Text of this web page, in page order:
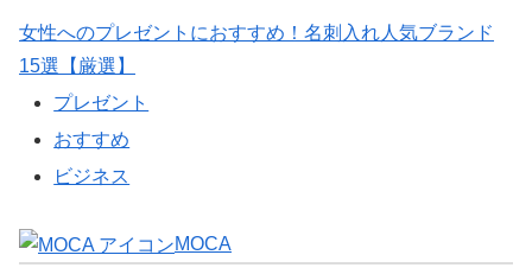
女性へのプレゼントにおすすめ！名刺入れ人気ブランド
15選【厳選】
プレゼント
おすすめ
ビジネス
MOCA